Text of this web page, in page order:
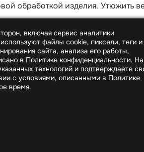
обработкой изделия. Утюжить
включая сервис аналитики
файлы cookie, пиксели, теги и
сайта, анализа его работы,
в Политике конфиденциальности.
технологий и подтверждаете
с условиями, описанными в Политике
время.